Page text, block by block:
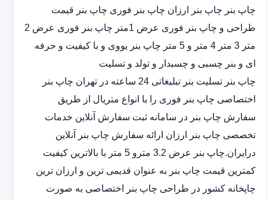
چاپ بنر چاپ بنر ارزان چاپ بنر فوری چاپ بنر قیمت
طراحی و چاپ بنر فوری عرض 1متر چاپ بنر فوری عرض 2
متر 3 متر 4 متر و 5 متر چاپ بنر یووی و با کیفیت و حرفه
ای و بنر چسبی و چسبدار و تولد و تسلیت
چاپ بنر تسلیت بنر تبلیغاتی 24 ساعته در تهران چاپ بنر
اختصاصی چاپ بنر فوری را با انواع متریال از طریق
سفارش چاپ بنر در سامانه ثبت سفارش آنلاین خدمات
تخصصی چاپ بنر ارزان ارائه سفارش چاپ بنر آنلاین
درایران.چاپ بنر عرض 3.2 مترو 5 متر با بالاترین کیفیت
کمترین قیمت چاپ بنر به عنوان قدیمی ترین و ارزان ترین
چاپخانه کشور در طراحی چاپ بنر اختصاصی به صورت